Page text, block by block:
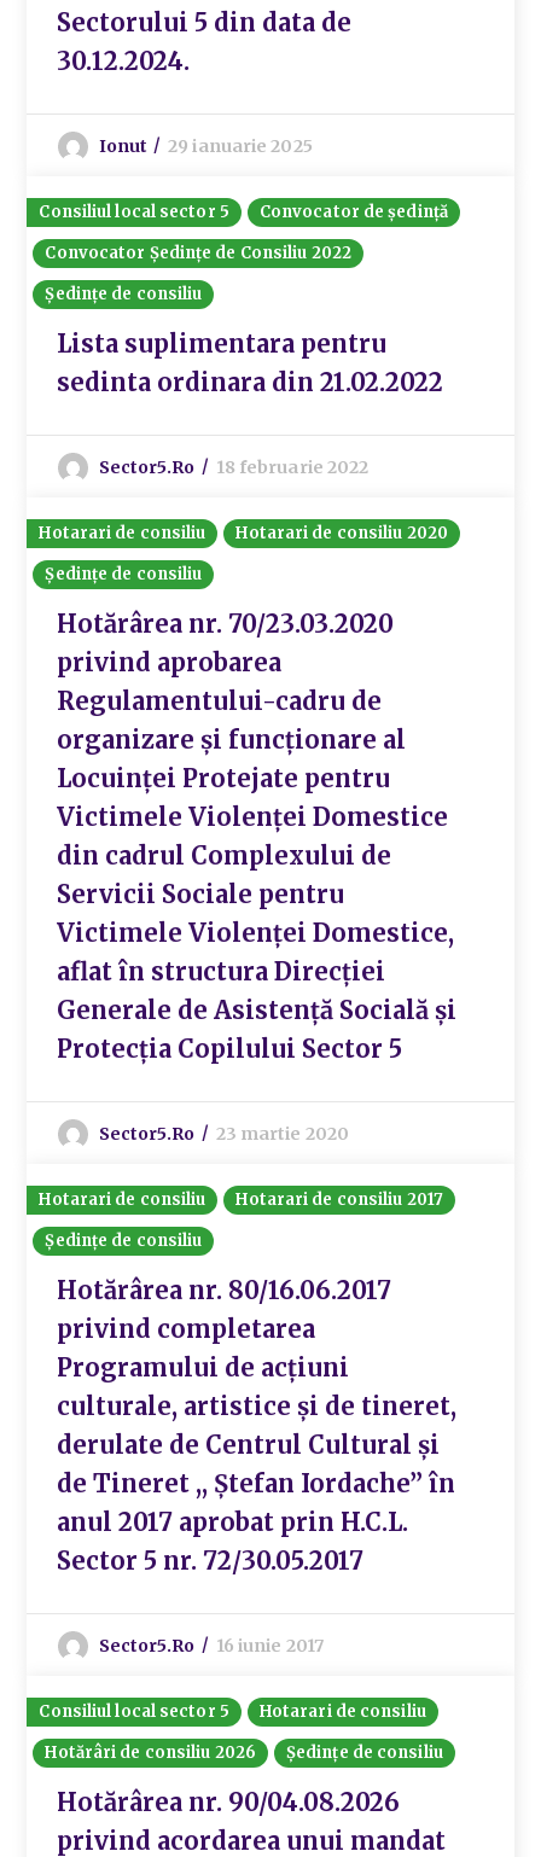
Sectorului 5 din data de
30.12.2024.
Ionut 29 ianuarie 2025
Consiliul local sector 5
Convocator de ședință
Convocator Ședințe de Consiliu 2022
Ședințe de consiliu
Lista suplimentara pentru
sedinta ordinara din 21.02.2022
Sector5.ro 18 februarie 2022
Hotarari de consiliu
Hotarari de consiliu 2020
Ședințe de consiliu
Hotărârea nr. 70/23.03.2020
privind aprobarea
Regulamentului-cadru de
organizare și funcționare al
Locuinței Protejate pentru
Victimele Violenței Domestice
din cadrul Complexului de
Servicii Sociale pentru
Victimele Violenței Domestice,
aflat în structura Direcției
Generale de Asistență Socială și
Protecția Copilului Sector 5
Sector5.ro 23 martie 2020
Hotarari de consiliu
Hotarari de consiliu 2017
Ședințe de consiliu
Hotărârea nr. 80/16.06.2017
privind completarea
Programului de acțiuni
culturale, artistice și de tineret,
derulate de Centrul Cultural și
de Tineret ,, Ștefan Iordache” în
anul 2017 aprobat prin H.C.L.
Sector 5 nr. 72/30.05.2017
Sector5.ro 16 iunie 2017
Consiliul local sector 5
Hotarari de consiliu
Hotărâri de consiliu 2026
Ședințe de consiliu
Hotărârea nr. 90/04.08.2026
privind acordarea unui mandat